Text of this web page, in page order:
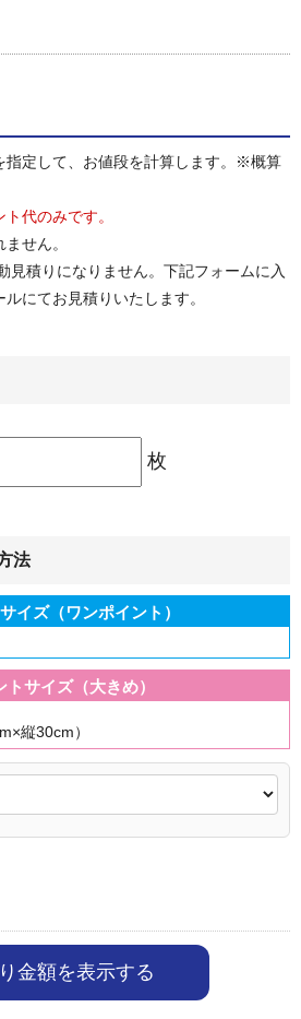
指定して、お値段を計算します。※概算
代のみです。
せん。
見積りになりません。下記フォームに入
にてお見積りいたします。
枚
法
イズ（ワンポイント）
トサイズ（大きめ）
縦30cm）
金額を表示する